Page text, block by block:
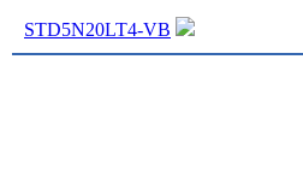
STD5N20LT4-VB